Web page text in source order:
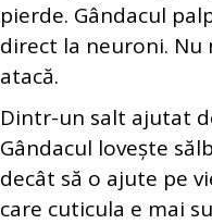
pierde. Gândacul
direct la neuroni. Nu
atacă.
Dintr-un salt ajutat
Gândacul lovește
decât să o ajute pe
care cuticula e mai